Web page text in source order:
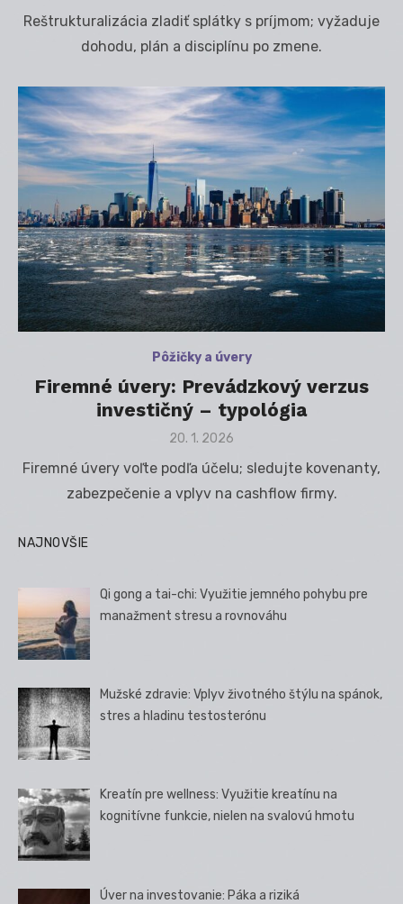
Reštrukturalizácia zladiť splátky s príjmom; vyžaduje
dohodu, plán a disciplínu po zmene.
Pôžičky a úvery
Firemné úvery: Prevádzkový verzus
investičný – typológia
Posted
20. 1. 2026
Firemné úvery voľte podľa účelu; sledujte kovenanty,
zabezpečenie a vplyv na cashflow firmy.
NAJNOVŠIE
Qi gong a tai-chi: Využitie jemného pohybu pre
manažment stresu a rovnováhu
Mužské zdravie: Vplyv životného štýlu na spánok,
stres a hladinu testosterónu
Kreatín pre wellness: Využitie kreatínu na
kognitívne funkcie, nielen na svalovú hmotu
Úver na investovanie: Páka a riziká